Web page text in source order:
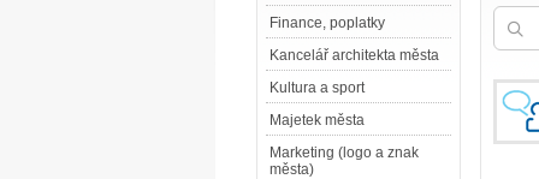
Finance, poplatky
Kancelář architekta města
Kultura a sport
Majetek města
Marketing (logo a znak
města)